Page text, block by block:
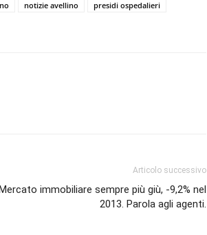
notizie avellino
presidi ospedalieri
Articolo successivo
immobiliare sempre più giù, -9,2% nel
2013. Parola agli agenti.